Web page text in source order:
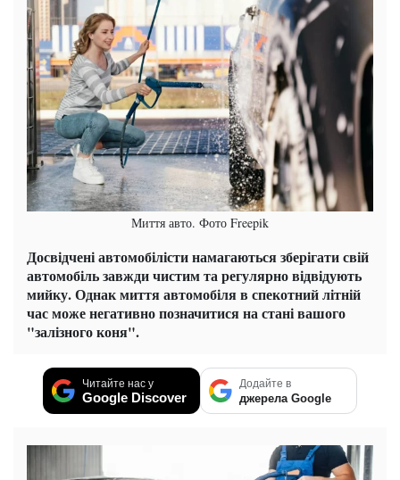
Миття авто. Фото Freepik
Досвідчені автомобілісти намагаються зберігати свій
автомобіль завжди чистим та регулярно відвідують
мийку. Однак миття автомобіля в спекотний літній
час може негативно позначитися на стані вашого
"залізного коня".
Читайте нас у
Google Discover
Додайте в
джерела Google